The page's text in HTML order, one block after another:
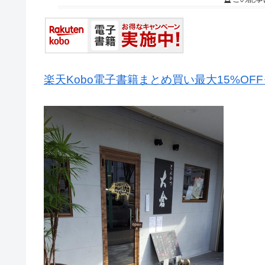
楽天Kobo電子書籍まとめ買い最大